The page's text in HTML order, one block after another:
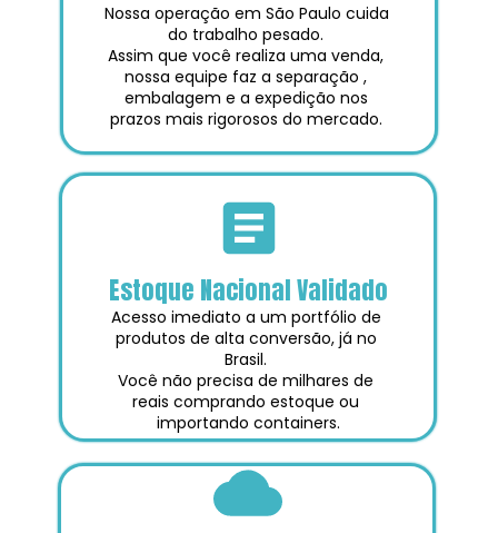
Estoque Nacional Validado
Nossa operação em São Paulo cuida
do trabalho pesado.
Assim que você realiza uma venda,
nossa equipe faz a separação ,
embalagem e a expedição nos
prazos mais rigorosos do mercado.
Acesso imediato a um portfólio de
produtos de alta conversão, já no
Brasil.
Você não precisa de milhares de
reais comprando estoque ou
importando containers.